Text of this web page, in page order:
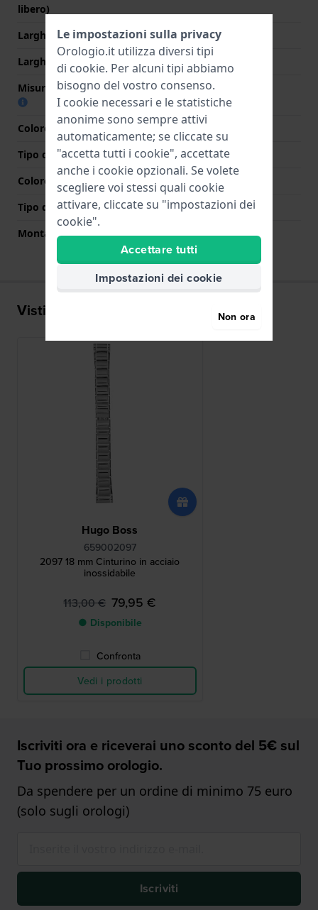
libero)
Larghezza cinturino
18 mm
Larghezza tra Anse
18 mm
Misura cinturino alla fibbia
18 mm
Colore cinturino
Argento
Tipo di chiusura
Chiusura a gioiello
Colore Chiusura
Argento
Tipo di montatura
Perni a molla
Montatura dritta
No
Visti di recente
Hugo Boss
659002097
2097 18 mm Cinturino in acciaio
inossidabile
113,00 € 79,95 €
● Disponibile
Confronta
Vedi i prodotti
Iscriviti ora e riceverai uno sconto del 5€ sul
Tuo prossimo orologio.
Da spendere per un ordine di minimo 75 euro
(solo sugli orologi)
Iscriviti
Le impostazioni sulla privacy
Orologio.it utilizza diversi tipi
di cookie. Per alcuni tipi abbiamo
bisogno del vostro consenso.
I cookie necessari e le statistiche
anonime sono sempre attivi
automaticamente; se cliccate su
"accetta tutti i cookie", accettate
anche i cookie opzionali. Se volete
scegliere voi stessi quali cookie
attivare, cliccate su "impostazioni dei
cookie".
Accettare tutti
Impostazioni dei cookie
Non ora